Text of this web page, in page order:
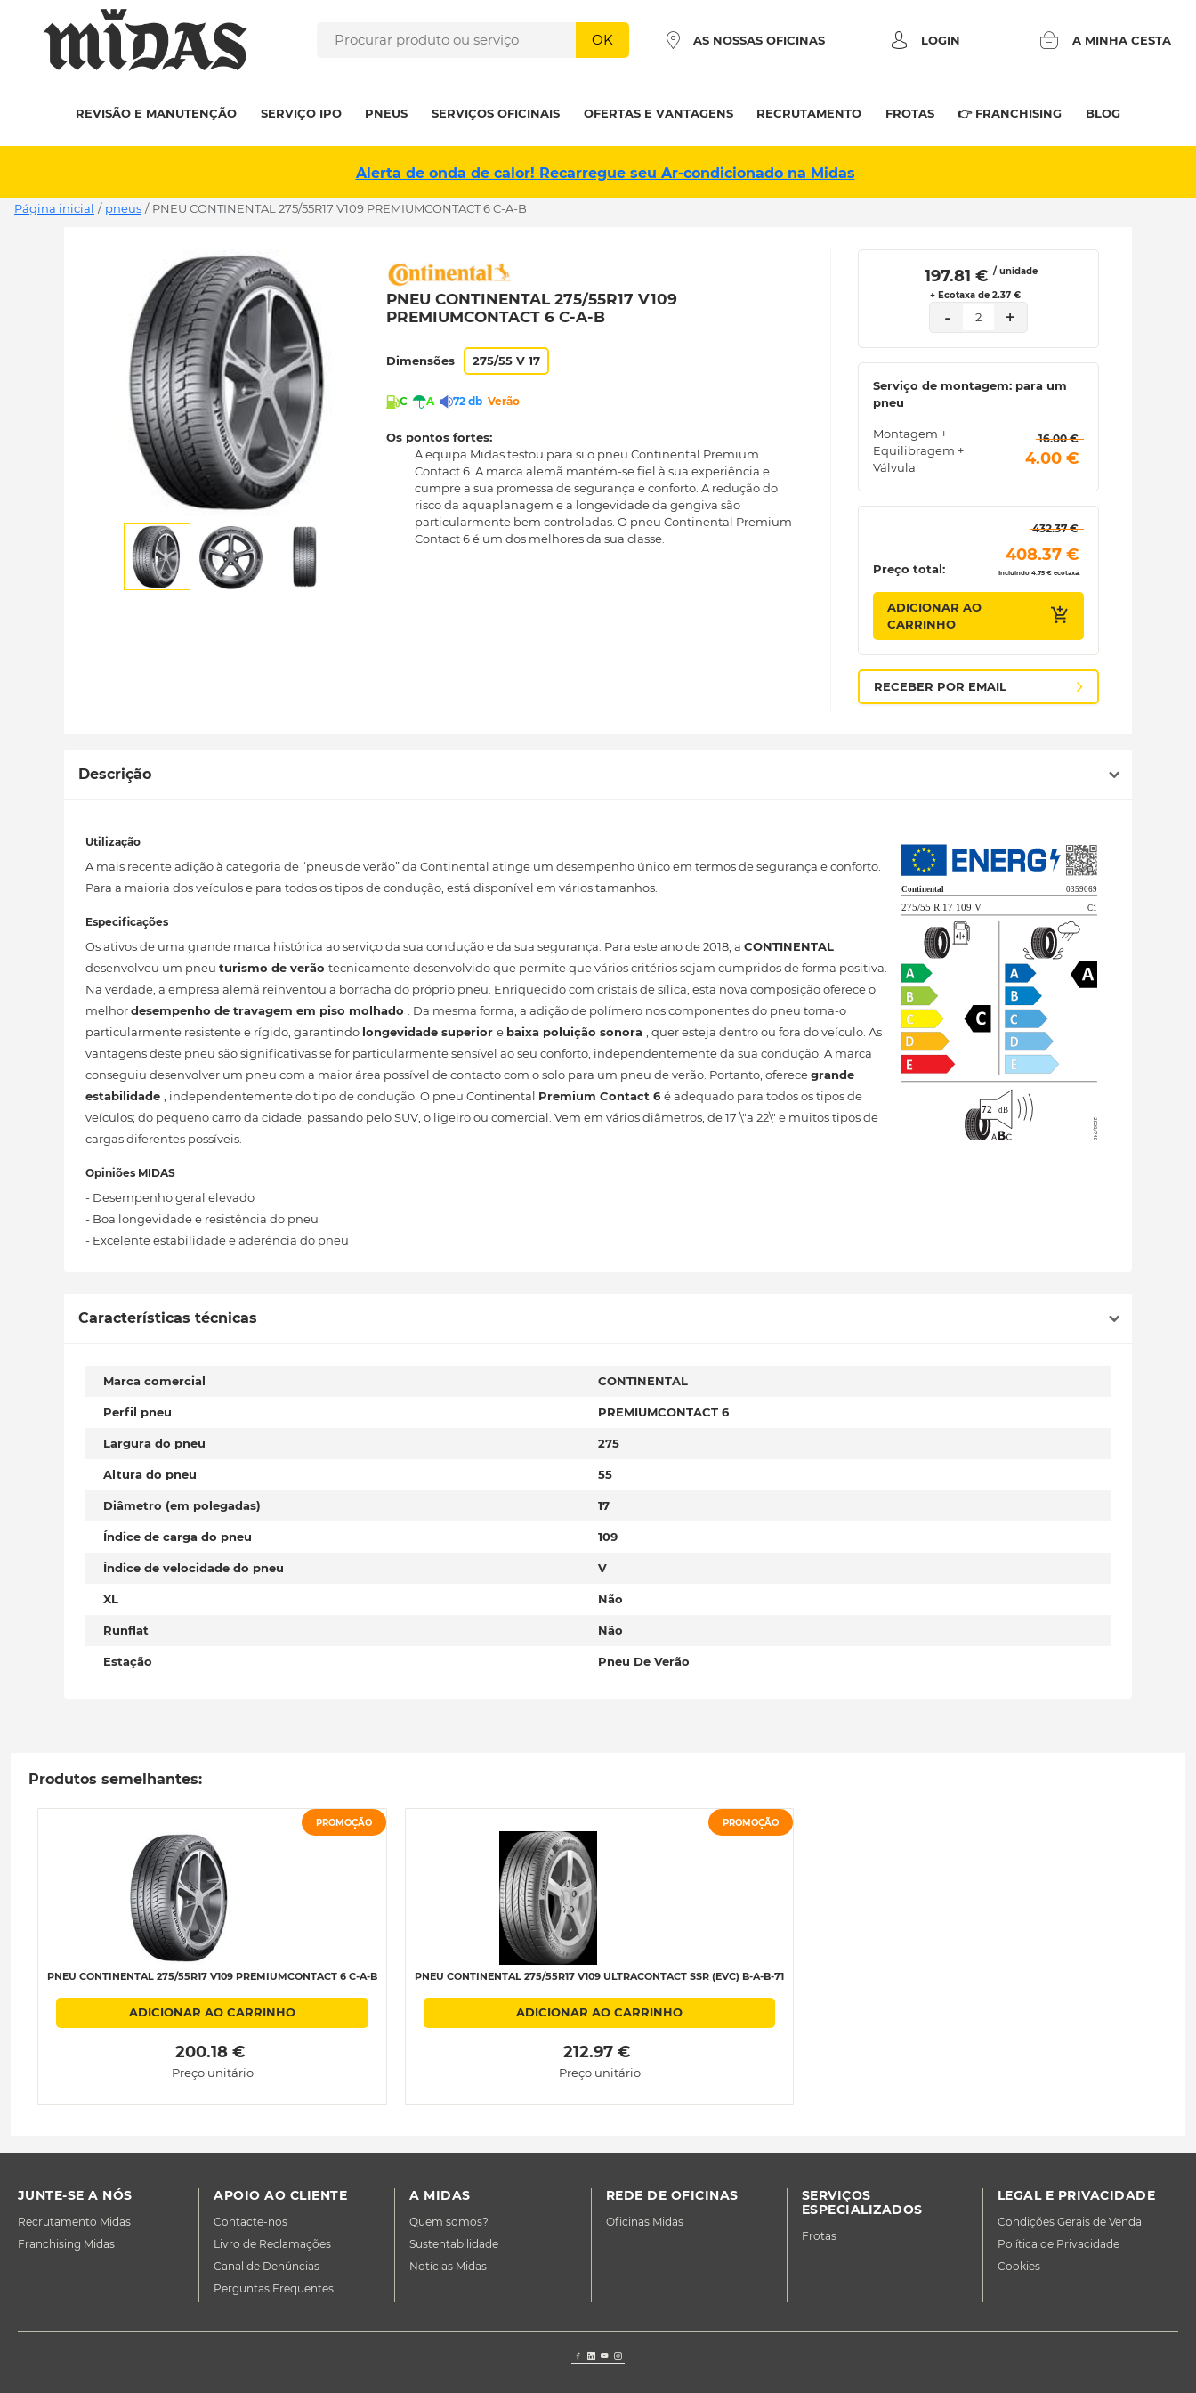
OK AS NOSSAS OFICINAS LOGIN A MINHA CESTA
REVISÃO E MANUTENÇÃO SERVIÇO IPO PNEUS SERVIÇOS OFICINAIS OFERTAS E VANTAGENS RECRUTAMENTO FROTAS 👉 FRANCHISING BLOG
Alerta de onda de calor! Recarregue seu Ar-condicionado na Midas
Página inicial / pneus / PNEU CONTINENTAL 275/55R17 V109 PREMIUMCONTACT 6 C-A-B
PNEU CONTINENTAL 275/55R17 V109
PREMIUMCONTACT 6 C-A-B
Dimensões 275/55 V 17
C A 72 db Verão
Os pontos fortes:
A equipa Midas testou para si o pneu Continental Premium
Contact 6. A marca alemã mantém-se fiel à sua experiência e
cumpre a sua promessa de segurança e conforto. A redução do
risco da aquaplanagem e a longevidade da gengiva são
particularmente bem controladas. O pneu Continental Premium
Contact 6 é um dos melhores da sua classe.
197.81 € / unidade
+ Ecotaxa de 2.37 €
- 2 +
Serviço de montagem: para um
pneu
Montagem +
Equilibragem +
Válvula
16.00 €
4.00 €
Preço total:
432.37 €
408.37 €
Incluindo 4.75 € ecotaxa.
ADICIONAR AO
CARRINHO
RECEBER POR EMAIL
Descrição
Utilização
A mais recente adição à categoria de “pneus de verão” da Continental atinge um desempenho único em termos de segurança e conforto.
Para a maioria dos veículos e para todos os tipos de condução, está disponível em vários tamanhos.
Especificações
Os ativos de uma grande marca histórica ao serviço da sua condução e da sua segurança. Para este ano de 2018, a CONTINENTAL
desenvolveu um pneu turismo de verão tecnicamente desenvolvido que permite que vários critérios sejam cumpridos de forma positiva.
Na verdade, a empresa alemã reinventou a borracha do próprio pneu. Enriquecido com cristais de sílica, esta nova composição oferece o
melhordesempenho de travagem em piso molhado
. Da mesma forma, a adição de polímero nos componentes do pneu torna-o
particularmente resistente e rígido, garantindo longevidade superior e baixa poluição sonora
, quer esteja dentro ou fora do veículo. As
vantagens deste pneu são significativas se for particularmente sensível ao seu conforto, independentemente da sua condução. A marca
conseguiu desenvolver um pneu com a maior área possível de contacto com o solo para um pneu de verão. Portanto, oferecegrande
estabilidade
, independentemente do tipo de condução. O pneu Continental Premium Contact 6 é adequado para todos os tipos de
veículos; do pequeno carro da cidade, passando pelo SUV, o ligeiro ou comercial. Vem em vários diâmetros, de 17 \"a 22\" e muitos tipos de
cargas diferentes possíveis.
Opiniões MIDAS
- Desempenho geral elevado
- Boa longevidade e resistência do pneu
- Excelente estabilidade e aderência do pneu
Características técnicas
Marca comercial CONTINENTAL
Perfil pneu PREMIUMCONTACT 6
Largura do pneu 275
Altura do pneu 55
Diâmetro (em polegadas) 17
Índice de carga do pneu 109
Índice de velocidade do pneu V
XL Não
Runflat Não
Estação Pneu De Verão
Produtos semelhantes:
PROMOÇÃO
PNEU CONTINENTAL 275/55R17 V109 PREMIUMCONTACT 6 C-A-B
ADICIONAR AO CARRINHO
200.18 €
Preço unitário
PROMOÇÃO
PNEU CONTINENTAL 275/55R17 V109 ULTRACONTACT SSR (EVC) B-A-B-71
ADICIONAR AO CARRINHO
212.97 €
Preço unitário
JUNTE-SE A NÓS
Recrutamento Midas
Franchising Midas
APOIO AO CLIENTE
Contacte-nos
Livro de Reclamações
Canal de Denúncias
Perguntas Frequentes
A MIDAS
Quem somos?
Sustentabilidade
Notícias Midas
REDE DE OFICINAS
Oficinas Midas
SERVIÇOS
ESPECIALIZADOS
Frotas
LEGAL E PRIVACIDADE
Condições Gerais de Venda
Política de Privacidade
Cookies